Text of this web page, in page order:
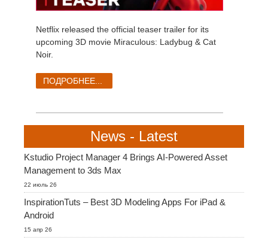
LightWaveNetflix released the official teaser trailer for its
upcoming 3D movie Miraculous: Ladybug & Cat
Noir.
ПОДРОБНЕЕ...
News - Latest
Kstudio Project Manager 4 Brings AI-Powered Asset
Management to 3ds Max
22 июль 26
InspirationTuts – Best 3D Modeling Apps For iPad &
Android
15 апр 26